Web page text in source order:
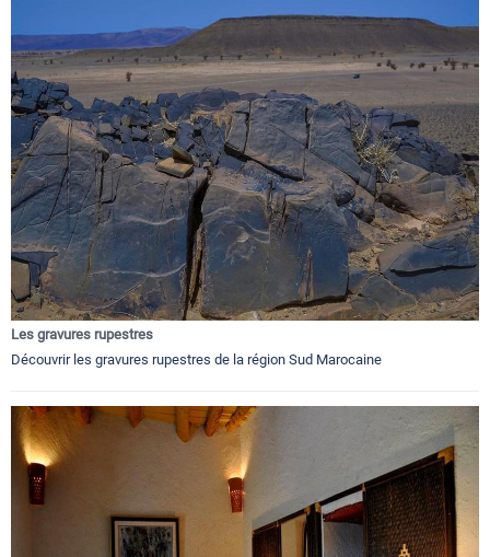
Les gravures rupestres
Découvrir les gravures rupestres de la région Sud Marocaine